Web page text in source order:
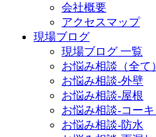
会社概要
アクセスマップ
現場ブログ
現場ブログ 一覧
お悩み相談（全て）
お悩み相談-外壁
お悩み相談-屋根
お悩み相談-コー
お悩み相談-防水